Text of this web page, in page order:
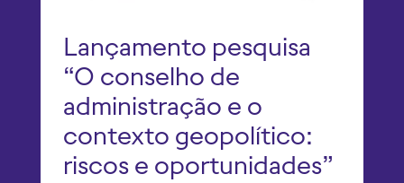
Lançamento pesquisa
“O conselho de
administração e o
contexto geopolítico:
riscos e oportunidades”